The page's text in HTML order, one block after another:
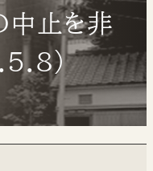
止を非
）